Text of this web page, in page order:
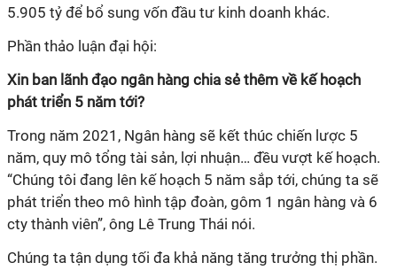
5.905 tỷ để bổ sung vốn đầu tư kinh doanh khác.
Phần thảo luận đại hội:
Xin ban lãnh đạo ngân hàng chia sẻ thêm về kế hoạch
phát triển 5 năm tới?
Trong năm 2021, Ngân hàng sẽ kết thúc chiến lược 5
năm, quy mô tổng tài sản, lợi nhuận… đều vượt kế hoạch.
“Chúng tôi đang lên kế hoạch 5 năm sắp tới, chúng ta sẽ
phát triển theo mô hình tập đoàn, gôm 1 ngân hàng và 6
cty thành viên”, ông Lê Trung Thái nói.
Chúng ta tận dụng tối đa khả năng tăng trưởng thị phần.